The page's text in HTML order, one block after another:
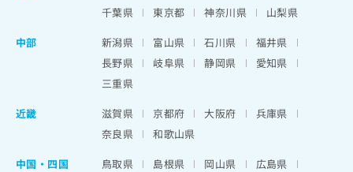
千葉県
東京都 神奈川県
山梨県
中部
新潟県 富山県 石川県
福井県
長野県
岐阜県 静岡県
愛知県
三重県
近畿
滋賀県 京都府 大阪府
兵庫県
奈良県
和歌山県
中国・四国
鳥取県 島根県 岡山県
広島県